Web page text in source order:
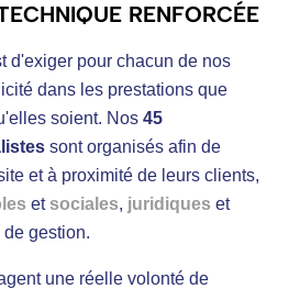
RENFORCÉE
d'exiger pour chacun de nos
dans les prestations que
soient. Nos45
sont organisés afin de
et à proximité de leurs clients,
et sociales, juridiques et
gestion.
une réelle volonté de